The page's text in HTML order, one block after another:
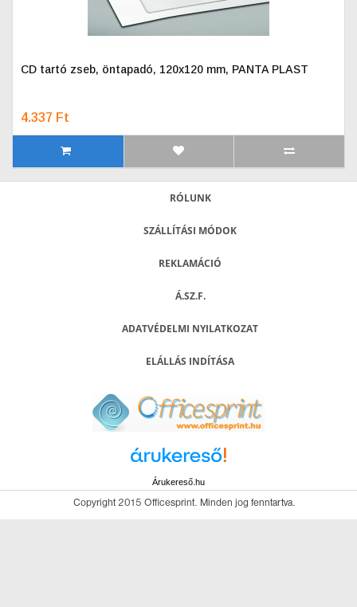
CD tartó zseb, öntapadó, 120x120 mm, PANTA PLAST
4.337 Ft
RÓLUNK
SZÁLLÍTÁSI MÓDOK
REKLAMÁCIÓ
Á.SZ.F.
ADATVÉDELMI NYILATKOZAT
ELÁLLÁS INDÍTÁSA
Árukereső.hu
Copyright 2015 Officesprint. Minden jog fenntartva.